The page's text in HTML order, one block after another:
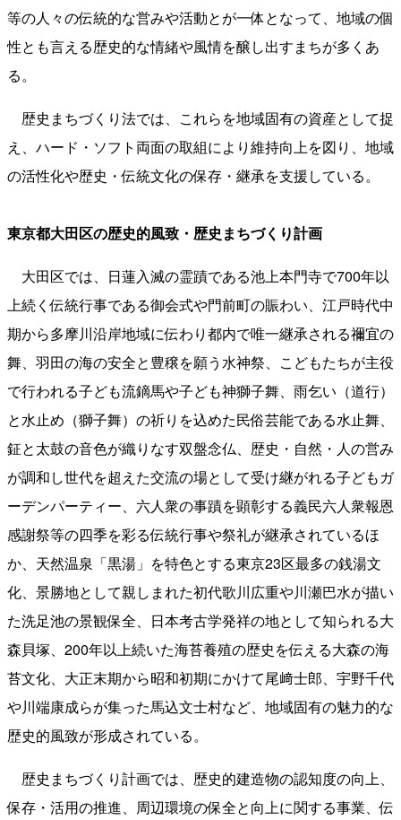
等の人々の伝統的な営みや活動とが一体となって、地域の個
性とも言える歴史的な情緒や風情を醸し出すまちが多くあ
る。
歴史まちづくり法では、これらを地域固有の資産として捉
え、ハード・ソフト両面の取組により維持向上を図り、地域
の活性化や歴史・伝統文化の保存・継承を支援している。
東京都大田区の歴史的風致・歴史まちづくり計画
大田区では、日蓮入滅の霊蹟である池上本門寺で700年以
上続く伝統行事である御会式や門前町の賑わい、江戸時代中
期から多摩川沿岸地域に伝わり都内で唯一継承される禰宜の
舞、羽田の海の安全と豊穣を願う水神祭、こどもたちが主役
で行われる子ども流鏑馬や子ども神獅子舞、雨乞い（道行）
と水止め（獅子舞）の祈りを込めた民俗芸能である水止舞、
鉦と太鼓の音色が織りなす双盤念仏、歴史・自然・人の営み
が調和し世代を超えた交流の場として受け継がれる子どもガ
ーデンパーティー、六人衆の事蹟を顕彰する義民六人衆報恩
感謝祭等の四季を彩る伝統行事や祭礼が継承されているほ
か、天然温泉「黒湯」を特色とする東京23区最多の銭湯文
化、景勝地として親しまれた初代歌川広重や川瀬巴水が描い
た洗足池の景観保全、日本考古学発祥の地として知られる大
森貝塚、200年以上続いた海苔養殖の歴史を伝える大森の海
苔文化、大正末期から昭和初期にかけて尾﨑士郎、宇野千代
や川端康成らが集った馬込文士村など、地域固有の魅力的な
歴史的風致が形成されている。
歴史まちづくり計画では、歴史的建造物の認知度の向上、
保存・活用の推進、周辺環境の保全と向上に関する事業、伝